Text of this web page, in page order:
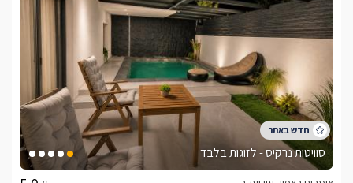
סוויטות נרקיס - לזוגות בלבד